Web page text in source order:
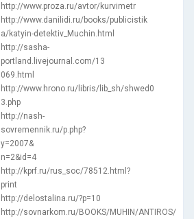
http://www.proza.ru/avtor/kurvimetr
http://www.danilidi.ru/books/publicistik
a/katyin-detektiv_Muchin.html
http://sasha-
portland.livejournal.com/13
069.html
http://www.hrono.ru/libris/lib_sh/shwed0
3.php
http://nash-
sovremennik.ru/p.php?
y=2007&
n=2&id=4
http://kprf.ru/rus_soc/78512.html?
print
http://delostalina.ru/?p=10
http://sovnarkom.ru/BOOKS/MUHIN/ANTIROS/